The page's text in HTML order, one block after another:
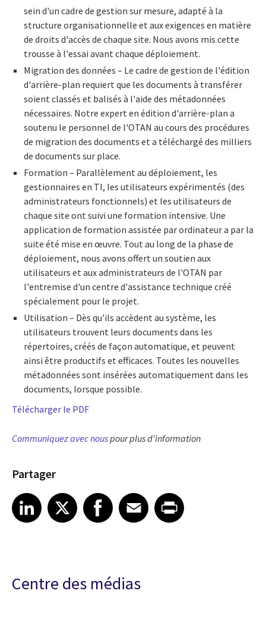
sein d'un cadre de gestion sur mesure, adapté à la
structure organisationnelle et aux exigences en matière
de droits d'accès de chaque site. Nous avons mis cette
trousse à l'essai avant chaque déploiement.
Migration des données – Le cadre de gestion de l'édition
d'arrière-plan requiert que les documents à transférer
soient classés et balisés à l'aide des métadonnées
nécessaires. Notre expert en édition d'arrière-plan a
soutenu le personnel de l'OTAN au cours des procédures
de migration des documents et a téléchargé des milliers
de documents sur place.
Formation – Parallèlement au déploiement, les
gestionnaires en TI, les utilisateurs expérimentés (des
administrateurs fonctionnels) et les utilisateurs de
chaque site ont suivi une formation intensive. Une
application de formation assistée par ordinateur a par la
suite été mise en œuvre. Tout au long de la phase de
déploiement, nous avons offert un soutien aux
utilisateurs et aux administrateurs de l'OTAN par
l'entremise d'un centre d'assistance technique créé
spécialement pour le projet.
Utilisation – Dès qu'ils accèdent au système, les
utilisateurs trouvent leurs documents dans les
répertoires, créés de façon automatique, et peuvent
ainsi être productifs et efficaces. Toutes les nouvelles
métadonnées sont insérées automatiquement dans les
documents, lorsque possible.
Télécharger le PDF
Communiquez avec nouspour plus d'information
Partager
Share article on LinkedIn
LinkedIn
Share article on XShare article on Facebook
Facebook
Share article on Email
EmailShare article on Print
Centre des médias